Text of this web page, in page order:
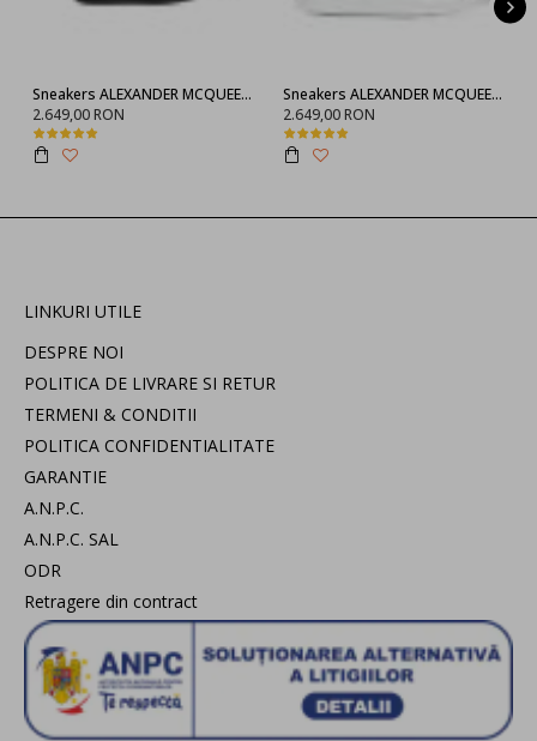
Sneakers ALEXANDER MCQUEEN, Negru full
2.649,00 RON
Sneakers ALEXANDER MCQUEEN, 553770WHGP01000
2.649,00 RON
LINKURI UTILE
DESPRE NOI
POLITICA DE LIVRARE SI RETUR
TERMENI & CONDITII
POLITICA CONFIDENTIALITATE
GARANTIE
A.N.P.C.
A.N.P.C. SAL
ODR
Retragere din contract